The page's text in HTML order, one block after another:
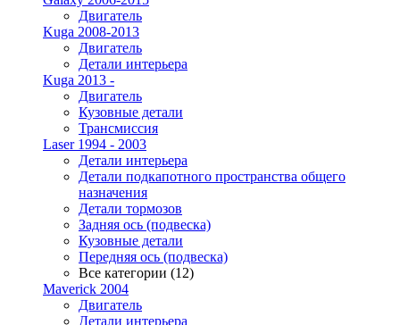
Двигатель
Kuga 2008-2013
Двигатель
Детали интерьера
Kuga 2013 -
Двигатель
Кузовные детали
Трансмиссия
Laser 1994 - 2003
Детали интерьера
Детали подкапотного пространства общего
назначения
Детали тормозов
Задняя ось (подвеска)
Кузовные детали
Передняя ось (подвеска)
Все категории (12)
Maverick 2004
Двигатель
Детали интерьера